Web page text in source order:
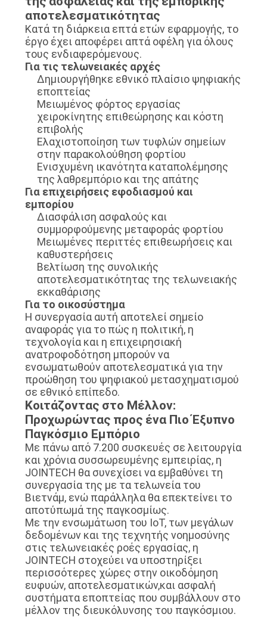
αποτελεσματικότητας
Κατά τη διάρκεια επτά ετών εφαρμογής, το
έργο έχει αποφέρει απτά οφέλη για όλους
τους ενδιαφερόμενους.
Για τις τελωνειακές αρχές
Δημιουργήθηκε εθνικό πλαίσιο ψηφιακής
εποπτείας
Μειωμένος φόρτος εργασίας
χειροκίνητης επιθεώρησης και κόστη
επιβολής
Ελαχιστοποίηση των τυφλών σημείων
στην παρακολούθηση φορτίου
Ενισχυμένη ικανότητα καταπολέμησης
της λαθρεμπόριο και της απάτης
Για επιχειρήσεις εφοδιασμού και
εμπορίου
Διασφάλιση ασφαλούς και
συμμορφούμενης μεταφοράς φορτίου
Μειωμένες περιττές επιθεωρήσεις και
καθυστερήσεις
Βελτίωση της συνολικής
αποτελεσματικότητας της τελωνειακής
εκκαθάρισης
Για το οικοσύστημα
Η συνεργασία αυτή αποτελεί σημείο
αναφοράς για το πώς η πολιτική, η
τεχνολογία και η επιχειρησιακή
ανατροφοδότηση μπορούν να
ενσωματωθούν αποτελεσματικά για την
προώθηση του ψηφιακού μετασχηματισμού
σε εθνικό επίπεδο.
Κοιτάζοντας στο Μέλλον:
Προχωρώντας προς ένα Πιο Έξυπνο
Παγκόσμιο Εμπόριο
Με πάνω από 7.200 συσκευές σε λειτουργία
και χρόνια συσσωρευμένης εμπειρίας, η
JOINTECH θα συνεχίσει να εμβαθύνει τη
συνεργασία της με τα τελωνεία του
Βιετνάμ, ενώ παράλληλα θα επεκτείνει το
αποτύπωμά της παγκοσμίως.
Με την ενσωμάτωση του IoT, των μεγάλων
δεδομένων και της τεχνητής νοημοσύνης
στις τελωνειακές ροές εργασίας, η
JOINTECH στοχεύει να υποστηρίξει
περισσότερες χώρες στην οικοδόμηση
ευφυών, αποτελεσματικών,και ασφαλή
συστήματα εποπτείας που συμβάλλουν στο
μέλλον της διευκόλυνσης του παγκόσμιου.